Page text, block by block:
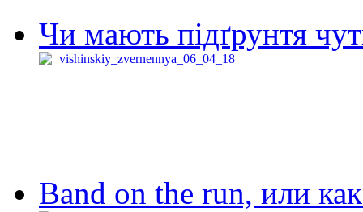
Чи мають підґрунтя
Band on the run, или